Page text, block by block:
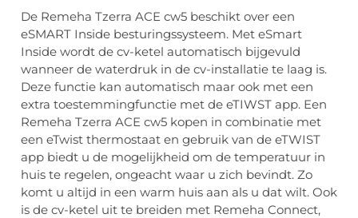
De Remeha Tzerra ACE cw5 beschikt over een
eSMART Inside besturingssysteem. Met eSmart
Inside wordt de cv-ketel automatisch bijgevuld
wanneer de waterdruk in de cv-installatie te laag is.
Deze functie kan automatisch maar ook met een
extra toestemmingfunctie met de eTIWST app. Een
Remeha Tzerra ACE cw5 kopen in combinatie met
een eTwist thermostaat en gebruik van de eTWIST
app biedt u de mogelijkheid om de temperatuur in
huis te regelen, ongeacht waar u zich bevindt. Zo
komt u altijd in een warm huis aan als u dat wilt. Ook
is de cv-ketel uit te breiden met Remeha Connect,